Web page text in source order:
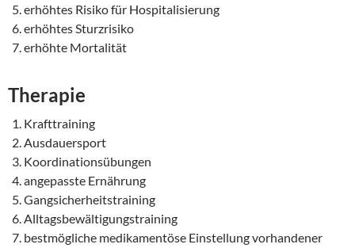
erhöhtes Risiko für Hospitalisierung
erhöhtes Sturzrisiko
erhöhte Mortalität
Therapie
Krafttraining
Ausdauersport
Koordinationsübungen
angepasste Ernährung
Gangsicherheitstraining
Alltagsbewältigungstraining
bestmögliche medikamentöse Einstellung vorhandener